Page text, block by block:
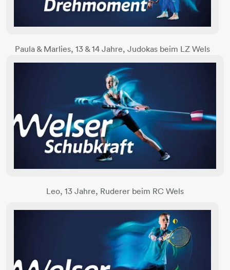
Paula & Marlies, 13 & 14 Jahre, Judokas beim LZ Wels
Leo, 13 Jahre, Ruderer beim RC Wels